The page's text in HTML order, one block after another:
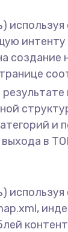
интенту
и
в
используя